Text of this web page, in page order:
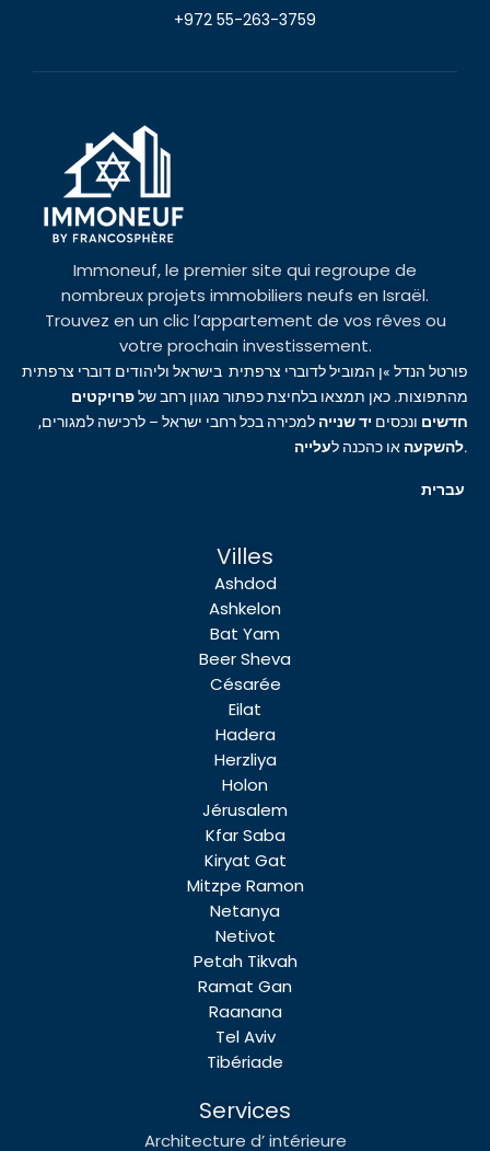
+972 55-263-3759
Immoneuf, le premier site qui regroupe de
nombreux projets immobiliers neufs en Israël.
Trouvez en un clic l’appartement de vos rêves ou
votre prochain investissement.
פורטל הנדל »ן המוביל לדוברי צרפתית בישראל וליהודים דוברי צרפתית
מהתפוצות. כאן תמצאו בלחיצת כפתור מגוון רחב שלפרויקטים
חדשים ונכסים יד שנייה למכירה בכל רחבי ישראל – לרכישה למגורים,
להשקעה או כהכנה לעלייה .
Villes
Ashdod
Ashkelon
Bat Yam
Beer Sheva
Césarée
Eilat
Hadera
Herzliya
Holon
Jérusalem
Kfar Saba
Kiryat Gat
Mitzpe Ramon
Netanya
Netivot
Petah Tikvah
Ramat Gan
Raanana
Tel Aviv
Tibériade
Services
Architecture d’ intérieure